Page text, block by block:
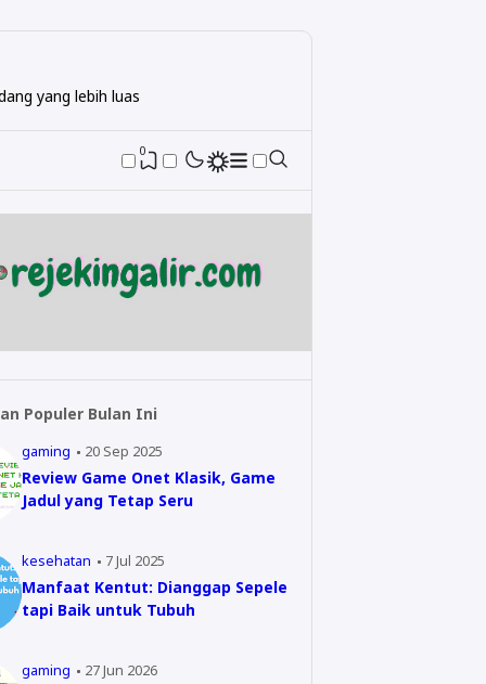
yang lebih luas
0
Populer Bulan Ini
gaming 20 Sep 2025
Review Game Onet Klasik, Game
Jadul yang Tetap Seru
kesehatan 7 Jul 2025
Manfaat Kentut: Dianggap Sepele
tapi Baik untuk Tubuh
gaming 27 Jun 2026